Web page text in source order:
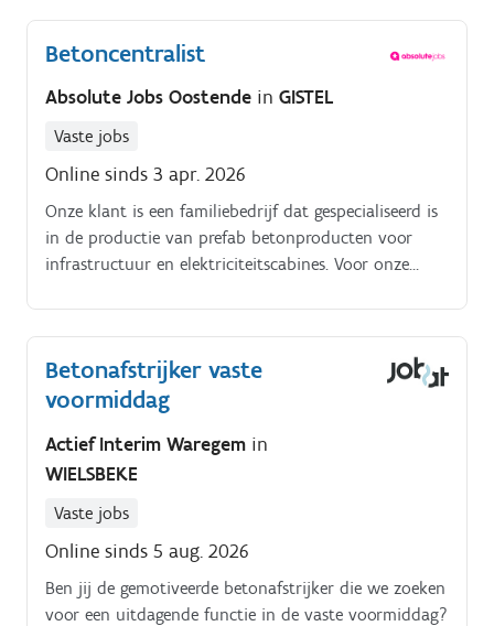
bewerkingen Werken met CNC-gestuurde machines in
onze goed uitgeruste werkplaats De meeste
toe ga je ook mee op verplaatsing om te helpen bij
de plaatsing op locatie.
Betoncentralist
Absolute Jobs Oostende in GISTEL
Vaste jobs
Online sinds 3 apr. 2026
Onze klant is een familiebedrijf dat gespecialiseerd is
in de productie van prefab betonproducten voor
infrastructuur en elektriciteitscabines. Voor onze
gieten;Frezen, boren, zagen;Mallen inoliën en nadien
de netten, haken en wapening in de bekisting
plaatsen;De vorm ontkisten en de afwerking van het
opruimen;Productieplan overlopen met de ploegchef.
Interesse in deze job? Contacteer ons dan via
westkust@absolutejobs.be
Betonafstrijker vaste
voormiddag
Actief Interim Waregem in
WIELSBEKE
Vaste jobs
Online sinds 5 aug. 2026
Ben jij de gemotiveerde betonafstrijker die we zoeken
voor een uitdagende functie in de vaste voormiddag?